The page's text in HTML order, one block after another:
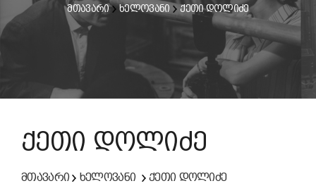
ᲙᲘᲜᲝᲐᲙᲐᲓᲔᲛᲘᲐ
მთავარი ხელოვანი ქეთი დოლიძე
ქეთი დოლიძე
მთავარი ხელოვანი ქეთი დოლიძე